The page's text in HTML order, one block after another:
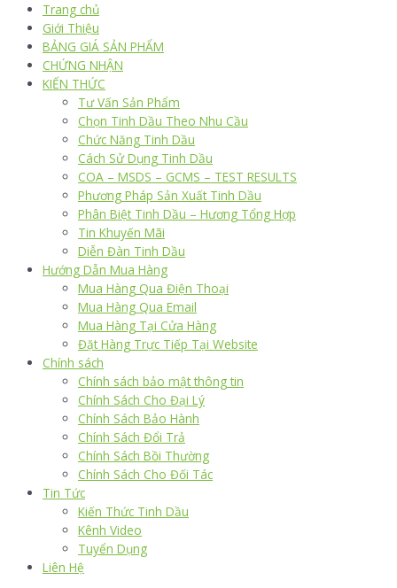
Trang chủ
Giới Thiệu
BẢNG GIÁ SẢN PHẨM
CHỨNG NHẬN
KIẾN THỨC
Tư Vấn Sản Phẩm
Chọn Tinh Dầu Theo Nhu Cầu
Chức Năng Tinh Dầu
Cách Sử Dụng Tinh Dầu
COA – MSDS – GCMS – TEST RESULTS
Phương Pháp Sản Xuất Tinh Dầu
Phân Biệt Tinh Dầu – Hương Tổng Hợp
Tin Khuyến Mãi
Diễn Đàn Tinh Dầu
Hướng Dẫn Mua Hàng
Mua Hàng Qua Điện Thoại
Mua Hàng Qua Email
Mua Hàng Tại Cửa Hàng
Đặt Hàng Trực Tiếp Tại Website
Chính sách
Chính sách bảo mật thông tin
Chính Sách Cho Đại Lý
Chính Sách Bảo Hành
Chính Sách Đổi Trả
Chính Sách Bồi Thường
Chính Sách Cho Đối Tác
Tin Tức
Kiến Thức Tinh Dầu
Kênh Video
Tuyển Dụng
Liên Hệ